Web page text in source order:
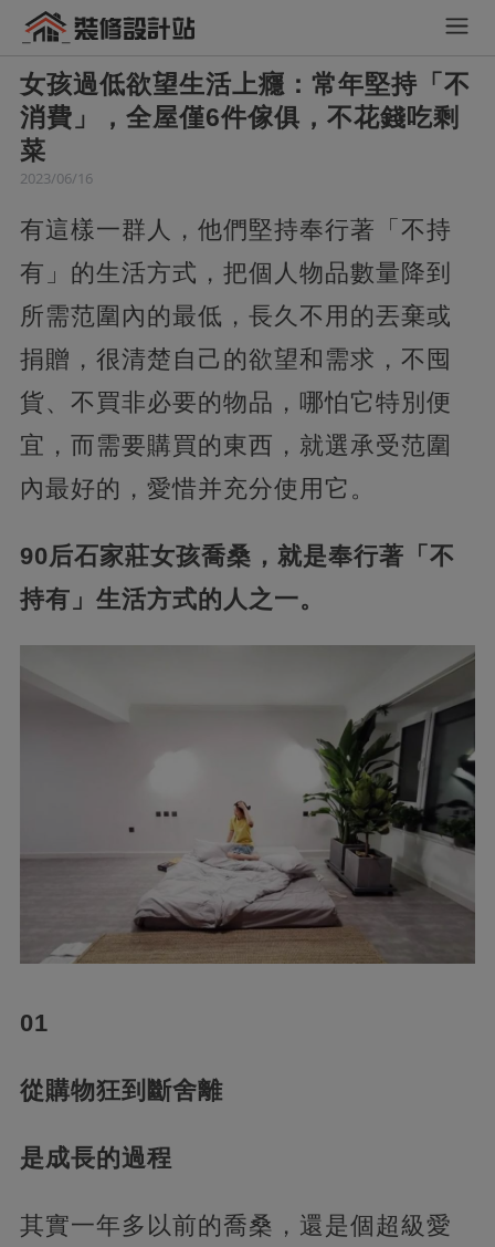
女孩過低欲望生活上癮：常年堅持「不
消費」，全屋僅6件傢俱，不花錢吃剩
菜
2023/06/16
有這樣一群人，他們堅持奉行著「不持
有」的生活方式，把個人物品數量降到
所需范圍內的最低，長久不用的丟棄或
捐贈，很清楚自己的欲望和需求，不囤
貨、不買非必要的物品，哪怕它特別便
宜，而需要購買的東西，就選承受范圍
內最好的，愛惜并充分使用它。
90后石家莊女孩喬桑，就是奉行著「不
持有」生活方式的人之一。
01
從購物狂到斷舍離
是成長的過程
其實一年多以前的喬桑，還是個超級愛